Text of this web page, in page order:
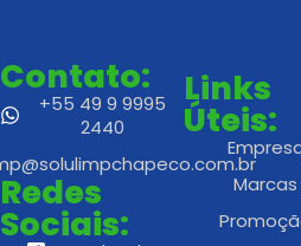
Contato:
+55 49 9 9995
2440
Redes
Sociais:
Links
Úteis:
Marcas